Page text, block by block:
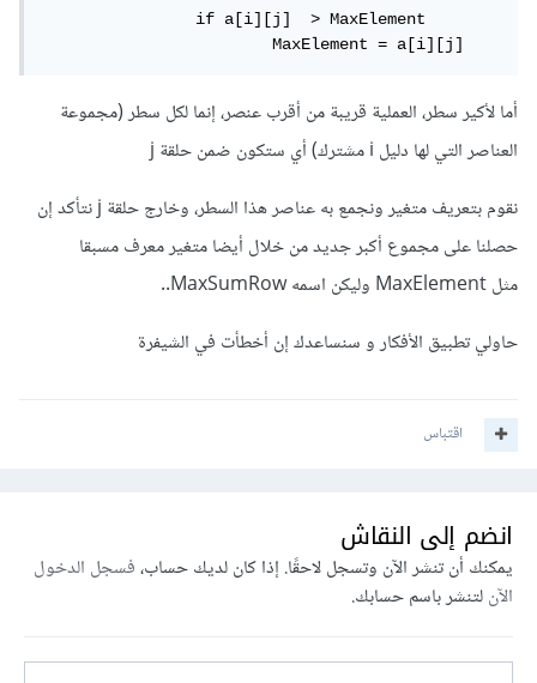
		if a[i][j]  > MaxElement
			MaxElement = a[i][j]
أما لأكير سطر، العملية قريبة من أقرب عنصر، إنما لكل سطر (مجموعة
العناصر التي لها دليل i مشترك) أي ستكون ضمن حلقة j
نقوم بتعريف متغير ونجمع به عناصر هذا السطر، وخارج حلقة j نتأكد إن
حصلنا على مجموع أكبر جديد من خلال أيضا متغير معرف مسبقا
مثل MaxElement وليكن اسمه MaxSumRow..
حاولي تطبيق الأفكار و سنساعدك إن أخطأت في الشيفرة
اقتباس
انضم إلى النقاش
يمكنك أن تنشر الآن وتسجل لاحقًا. إذا كان لديك حساب،فسجل الدخول
الآنلتنشر باسم حسابك.